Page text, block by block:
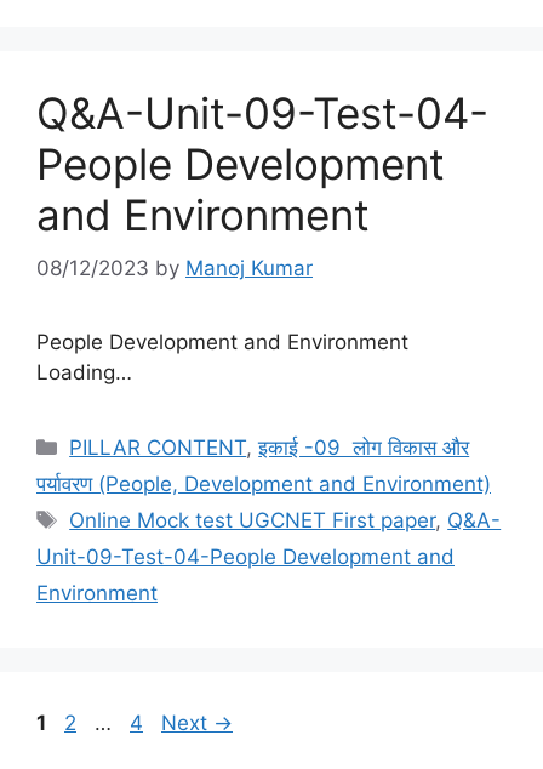
Q&A-Unit-09-Test-04-
People Development
and Environment
08/12/2023 by Manoj Kumar
People Development and Environment
Loading…
Categories
PILLAR CONTENT,इकाई -09 लोग विकास और
पर्यावरण (People, Development and Environment)
Tags
Online Mock test UGCNET First paper, Q&A-
Unit-09-Test-04-People Development and
Environment
Page
1 Page
2 … Page
4 Next →